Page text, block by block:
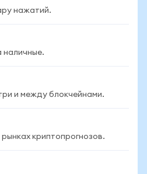
нажатий.
наличные.
и между блокчейнами.
рынках криптопрогнозов.